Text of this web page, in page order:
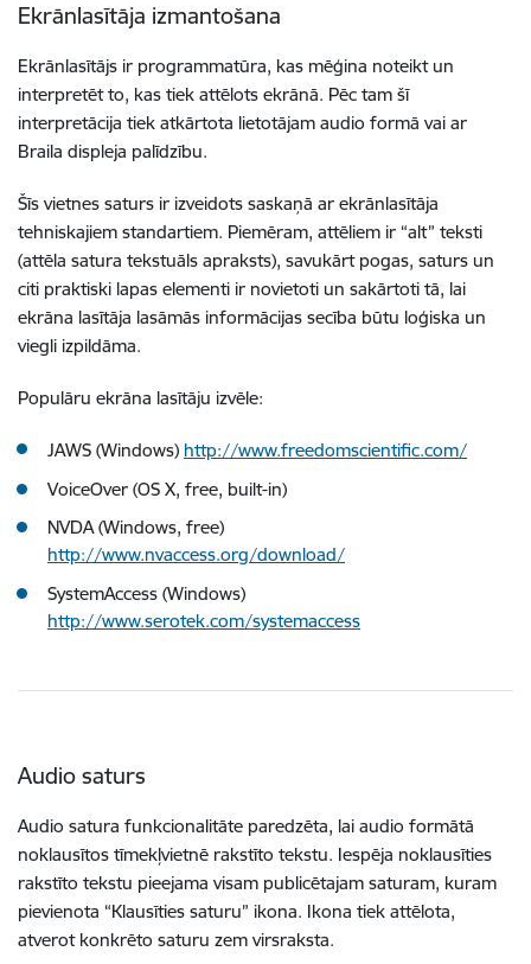
Ekrānlasītāja izmantošana
Ekrānlasītājs ir programmatūra, kas mēģina noteikt un
interpretēt to, kas tiek attēlots ekrānā. Pēc tam šī
interpretācija tiek atkārtota lietotājam audio formā vai ar
Braila displeja palīdzību.
Šīs vietnes saturs ir izveidots saskaņā ar ekrānlasītāja
tehniskajiem standartiem. Piemēram, attēliem ir “alt” teksti
(attēla satura tekstuāls apraksts), savukārt pogas, saturs un
citi praktiski lapas elementi ir novietoti un sakārtoti tā, lai
ekrāna lasītāja lasāmās informācijas secība būtu loģiska un
viegli izpildāma.
Populāru ekrāna lasītāju izvēle:
JAWS (Windows) http://www.freedomscientific.com/
VoiceOver (OS X, free, built-in)
NVDA (Windows, free)
http://www.nvaccess.org/download/
SystemAccess (Windows)
http://www.serotek.com/systemaccess
Audio saturs
Audio satura funkcionalitāte paredzēta, lai audio formātā
noklausītos tīmekļvietnē rakstīto tekstu. Iespēja noklausīties
rakstīto tekstu pieejama visam publicētajam saturam, kuram
pievienota “Klausīties saturu” ikona. Ikona tiek attēlota,
atverot konkrēto saturu zem virsraksta.